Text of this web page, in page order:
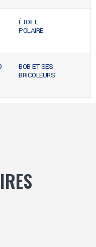
ÉTOILE
POLAIRE
BOB ET SES
BRICOLEURS